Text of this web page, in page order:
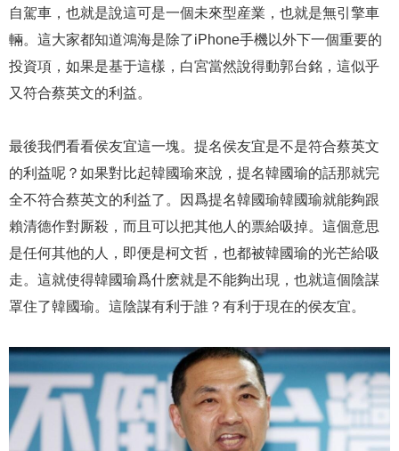
自駕車，也就是說這可是一個未來型産業，也就是無引擎車
輛。這大家都知道鴻海是除了iPhone手機以外下一個重要的
投資項，如果是基于這樣，白宮當然說得動郭台銘，這似乎
又符合蔡英文的利益。
最後我們看看侯友宜這一塊。提名侯友宜是不是符合蔡英文
的利益呢？如果對比起韓國瑜來說，提名韓國瑜的話那就完
全不符合蔡英文的利益了。因爲提名韓國瑜韓國瑜就能夠跟
賴清德作對厮殺，而且可以把其他人的票給吸掉。這個意思
是任何其他的人，即便是柯文哲，也都被韓國瑜的光芒給吸
走。這就使得韓國瑜爲什麽就是不能夠出現，也就這個陰謀
罩住了韓國瑜。這陰謀有利于誰？有利于現在的侯友宜。